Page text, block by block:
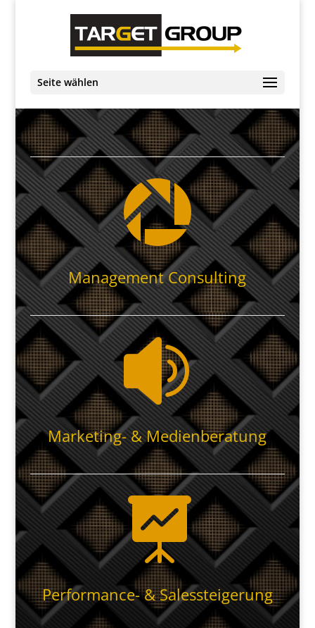
Seite wählen

Management Consulting

Marketing- & Medienberatung

Performance- & Salessteigerung